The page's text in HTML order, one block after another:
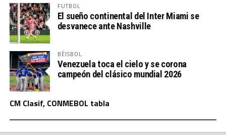
FUTBOL
El sueño continental del Inter Miami se
desvanece ante Nashville
BÉISBOL
Venezuela toca el cielo y se corona
campeón del clásico mundial 2026
CM Clasif, CONMEBOL tabla